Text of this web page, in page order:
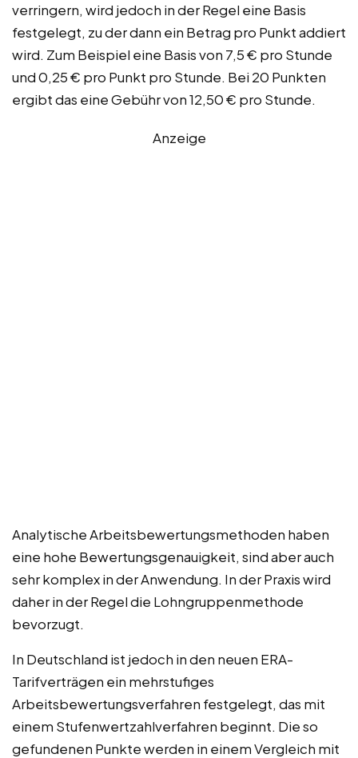
verringern, wird jedoch in der Regel eine Basis
festgelegt, zu der dann ein Betrag pro Punkt addiert
wird. Zum Beispiel eine Basis von 7,5 € pro Stunde
und 0,25 € pro Punkt pro Stunde. Bei 20 Punkten
ergibt das eine Gebühr von 12,50 € pro Stunde.
Anzeige
Analytische Arbeitsbewertungsmethoden haben
eine hohe Bewertungsgenauigkeit, sind aber auch
sehr komplex in der Anwendung. In der Praxis wird
daher in der Regel die Lohngruppenmethode
bevorzugt.
In Deutschland ist jedoch in den neuen ERA-
Tarifverträgen ein mehrstufiges
Arbeitsbewertungsverfahren festgelegt, das mit
einem Stufenwertzahlverfahren beginnt. Die so
gefundenen Punkte werden in einem Vergleich mit